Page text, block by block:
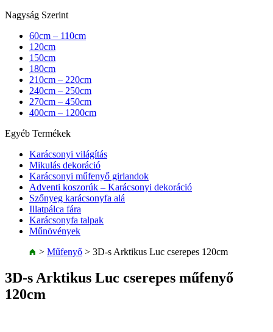
Nagyság Szerint
60cm – 110cm
120cm
150cm
180cm
210cm – 220cm
240cm – 250cm
270cm – 450cm
400cm – 1200cm
Egyéb Termékek
Karácsonyi világítás
Mikulás dekoráció
Karácsonyi műfenyő girlandok
Adventi koszorúk – Karácsonyi dekoráció
Szőnyeg karácsonyfa alá
Illatpálca fára
Karácsonyfa talpak
Műnövények
> Műfenyő > 3D-s Arktikus Luc cserepes 120cm
3D-s Arktikus Luc cserepes műfenyő
120cm